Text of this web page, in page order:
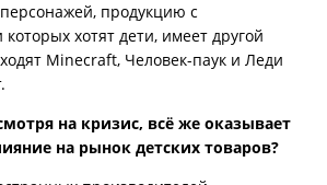
продукцию с
хотят дети, имеет другой
Minecraft, Человек-паук и Леди
на кризис, всё же оказывает
на рынок детских товаров?